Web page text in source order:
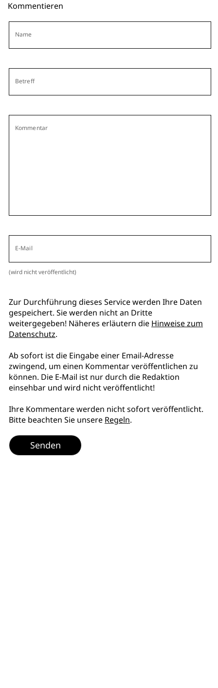
Kommentieren
Name
Betreff
Kommentar
E-Mail
(wird nicht veröffentlicht)
Zur Durchführung dieses Service werden Ihre Daten
gespeichert. Sie werden nicht an Dritte
weitergegeben! Näheres erläutern die Hinweise zum
Datenschutz.
Ab sofort ist die Eingabe einer Email-Adresse
zwingend, um einen Kommentar veröffentlichen zu
können. Die E-Mail ist nur durch die Redaktion
einsehbar und wird nicht veröffentlicht!
Ihre Kommentare werden nicht sofort veröffentlicht.
Bitte beachten Sie unsere Regeln.
Senden